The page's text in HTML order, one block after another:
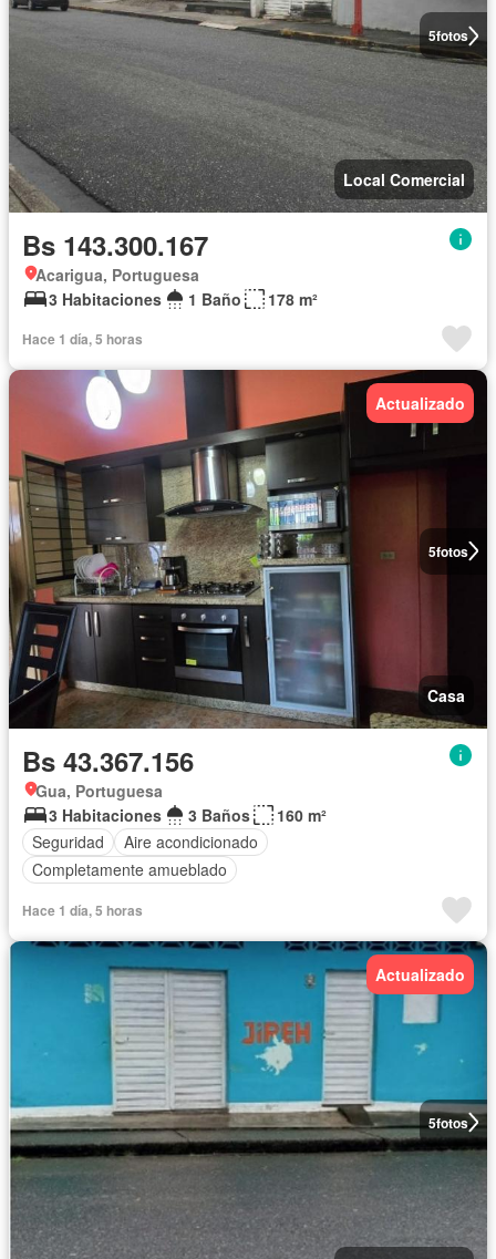
5fotos
Local Comercial
Bs 143.300.167
Acarigua, Portuguesa
3 Habitaciones
1 Baño 178 m²
Hace 1 día, 5 horas
5fotos
Actualizado
Casa
Bs 43.367.156
Gua, Portuguesa
3 Habitaciones
3 Baños
160 m²
Seguridad
Aire acondicionado
Completamente amueblado
Hace 1 día, 5 horas
5fotos
Actualizado